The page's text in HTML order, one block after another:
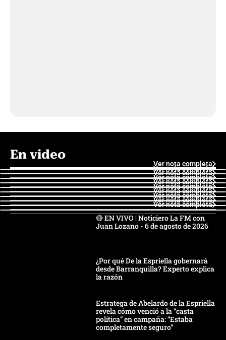
En video
Ver nota completa
Ver nota completa
Ver nota completa
Ver nota completa
Ver nota completa
Ver nota completa
Ver nota completa
Ver nota completa
Ver nota completa
Ver nota completa
🔴 EN VIVO | Noticiero La FM con
Juan Lozano - 6 de agosto de 2026
¿Por qué De la Espriella gobernará
desde Barranquilla? Experto explica
la razón
Estratega de Abelardo de la Espriella
revela cómo venció a la “casta
política” en campaña: “Estaba
completamente seguro”